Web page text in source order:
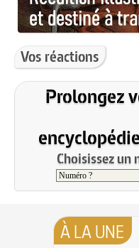
Vos réactions
Prolongez
Choisissez un
À LA UNE